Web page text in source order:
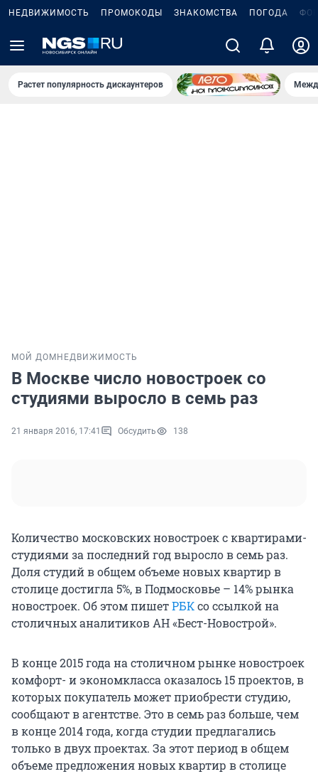
НЕДВИЖИМОСТЬ ПРОМОКОДЫ ЗНАКОМСТВА ПОГОДА
Растет популярность дискаунтеров
МОЙ ДОМ НЕДВИЖИМОСТЬ
В Москве число новостроек со
студиями выросло в семь раз
21 января 2016, 17:41 Обсудить 138
Количество московских новостроек с квартирами-
студиями за последний год выросло в семь раз.
Доля студий в общем объеме новых квартир в
столице достигла 5%, в Подмосковье – 14% рынка
новостроек. Об этом пишетРБКсо ссылкой на
столичных аналитиков АН «Бест-Новострой».
В конце 2015 года на столичном рынке новостроек
комфорт- и экономкласса оказалось 15 проектов, в
которых покупатель может приобрести студию,
сообщают в агентстве. Это в семь раз больше, чем
в конце 2014 года, когда студии предлагались
только в двух проектах. За этот период в общем
объеме предложения новых квартир в столице